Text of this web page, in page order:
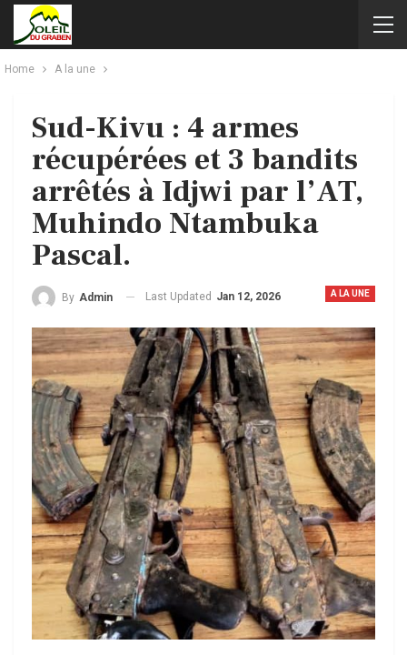
Home A la une
Sud-Kivu : 4 armes
récupérées et 3 bandits
arrêtés à Idjwi par l’AT,
Muhindo Ntambuka
Pascal.
A LA UNE
By Admin Last Updated Jan 12, 2026